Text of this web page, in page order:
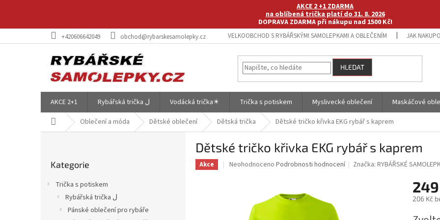
AKCE 2 +1 ZDARMA
na oblíbená trička platí do 31. 8. 2026
DOPRAVA ZDARMA při nákupu nad 1500 Kč!
+420606642049 obchod@rybarskesamolepky.cz VELKOOBCHOD S RYBÁŘSKÝMI SAMOLEPKAMI A OBLEČENÍM JAK
HLEDAT
AKCE 2+1 Rybářská trička ل Vodácká trička☀ Trička s potiskem Myslivecké oblečení Maskáčové
Domů Oblečení a móda Dětské oblečení Dětská trička Dětské tričko křivka EKG rybář s kaprem
kategorie
Kategorie
Trička s potiskem
Rybářská trička ل
Pánské oblečení pro rybáře
Dětské tričko křivka EKG rybář s kaprem
Akce
Průměrné
Neohodnoceno Podrobnosti hodnocení Značka:RYBÁŘSKÉ
206 Kč